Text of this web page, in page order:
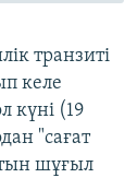
транзиті
келе
күні (19
"сағат
шұғыл